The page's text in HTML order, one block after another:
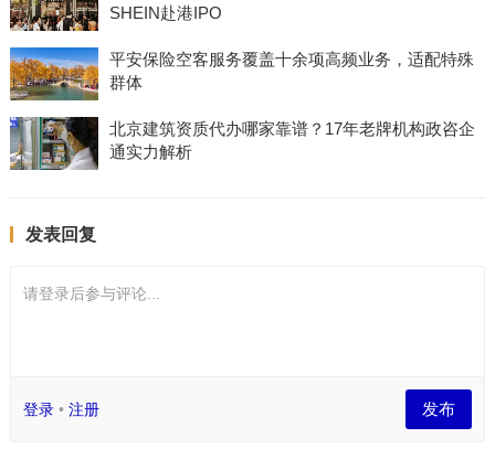
SHEIN赴港IPO
平安保险空客服务覆盖十余项高频业务，适配特殊
群体
北京建筑资质代办哪家靠谱？17年老牌机构政咨企
通实力解析
发表回复
请登录后参与评论...
登录• 注册 发布